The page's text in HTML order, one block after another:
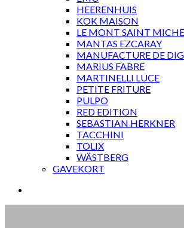
HEERENHUIS
KOK MAISON
LE MONT SAINT
MANTAS EZCARAY
MANUFACTURE DE
MARIUS FABRE
MARTINELLI LUCE
PETITE FRITURE
PULPO
RED EDITION
SEBASTIAN HERKNER
TACCHINI
TOLIX
WÄSTBERG
GAVEKORT